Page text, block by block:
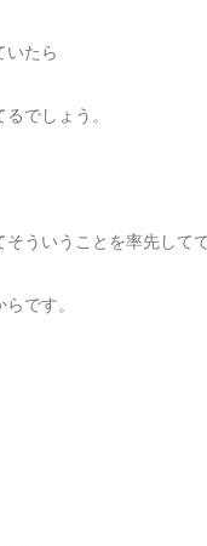
いたら
でしょう。
そういうことを率先して
です。